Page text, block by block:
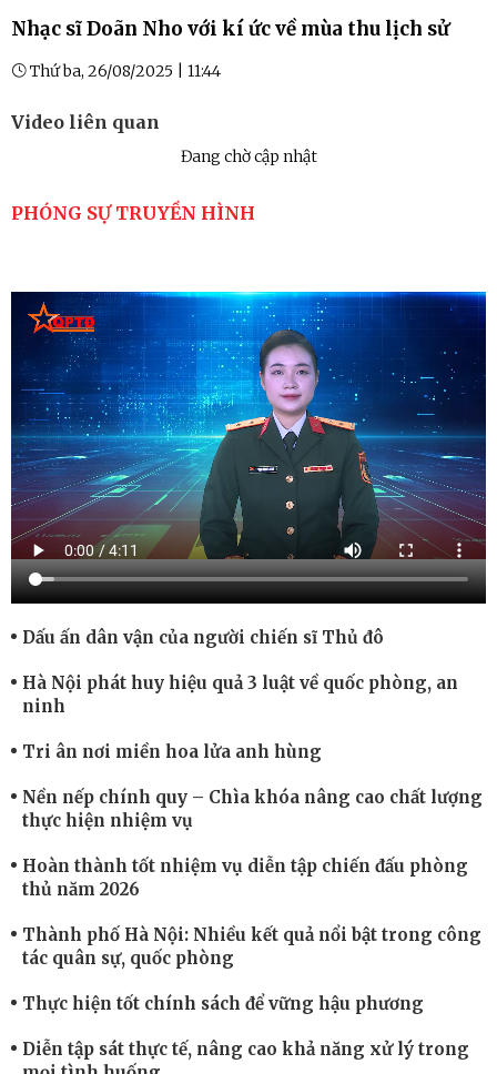
Nhạc sĩ Doãn Nho với kí ức về mùa thu lịch sử
Thứ ba, 26/08/2025 | 11:44
Video liên quan
Đang chờ cập nhật
PHÓNG SỰ TRUYỀN HÌNH
Dấu ấn dân vận của người chiến sĩ Thủ đô
Hà Nội phát huy hiệu quả 3 luật về quốc phòng, an
ninh
Tri ân nơi miền hoa lửa anh hùng
Nền nếp chính quy – Chìa khóa nâng cao chất lượng
thực hiện nhiệm vụ
Hoàn thành tốt nhiệm vụ diễn tập chiến đấu phòng
thủ năm 2026
Thành phố Hà Nội: Nhiều kết quả nổi bật trong công
tác quân sự, quốc phòng
Thực hiện tốt chính sách để vững hậu phương
Diễn tập sát thực tế, nâng cao khả năng xử lý trong